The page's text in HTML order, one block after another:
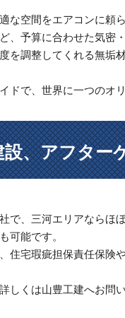
な空間をエアコンに頼
、予算に合わせた気密
を調整してくれる無垢
ドで、世界に一つのオ
、アフター
で、三河エリアならほ
可能です。
住宅瑕疵担保責任保険
くは山豊工建へお問い